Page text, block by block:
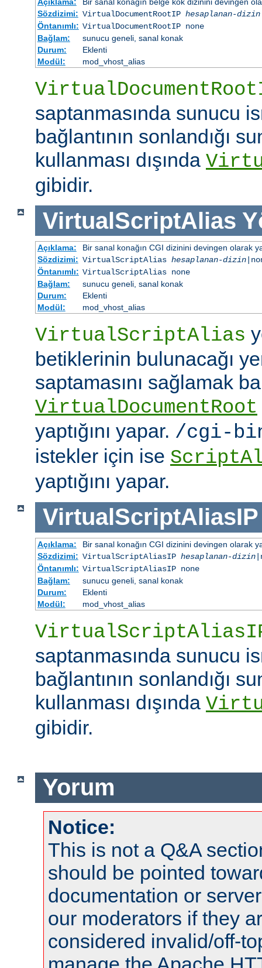
Sözdizimi: VirtualDocumentRootIP hesaplanan-dizin
Öntanımlı: VirtualDocumentRootIP none
Bağlam:
sunucu geneli, sanal konak
Durum:
Eklenti
Modül:
mod_vhost_alias
saptanmasında sunucu
bağlantının sonlandığı
kullanması dışında
gibidir.
VirtualScriptAlias
Açıklama:
Bir sanal konağın CGI dizinini devingen olarak
Sözdizimi: VirtualScriptAlias hesaplanan-dizin
Öntanımlı: VirtualScriptAlias none
Bağlam:
sunucu geneli, sanal konak
Durum:
Eklenti
Modül:
mod_vhost_alias
VirtualScriptAlias
betiklerinin bulunacağı
saptamasını sağlamak
VirtualDocumentRoot
yaptığını yapar. /cgi-
istekler için ise
yaptığını yapar.
VirtualScriptAliasIP
Açıklama:
Bir sanal konağın CGI dizinini devingen olarak
Sözdizimi: VirtualScriptAliasIP hesaplanan-dizin
Öntanımlı: VirtualScriptAliasIP none
Bağlam:
sunucu geneli, sanal konak
Durum:
Eklenti
Modül:
mod_vhost_alias
saptanmasında sunucu
bağlantının sonlandığı
kullanması dışında
gibidir.
Yorum
Notice:
This is not a Q&A
should be pointed
documentation or
our moderators if they
considered invalid/off-